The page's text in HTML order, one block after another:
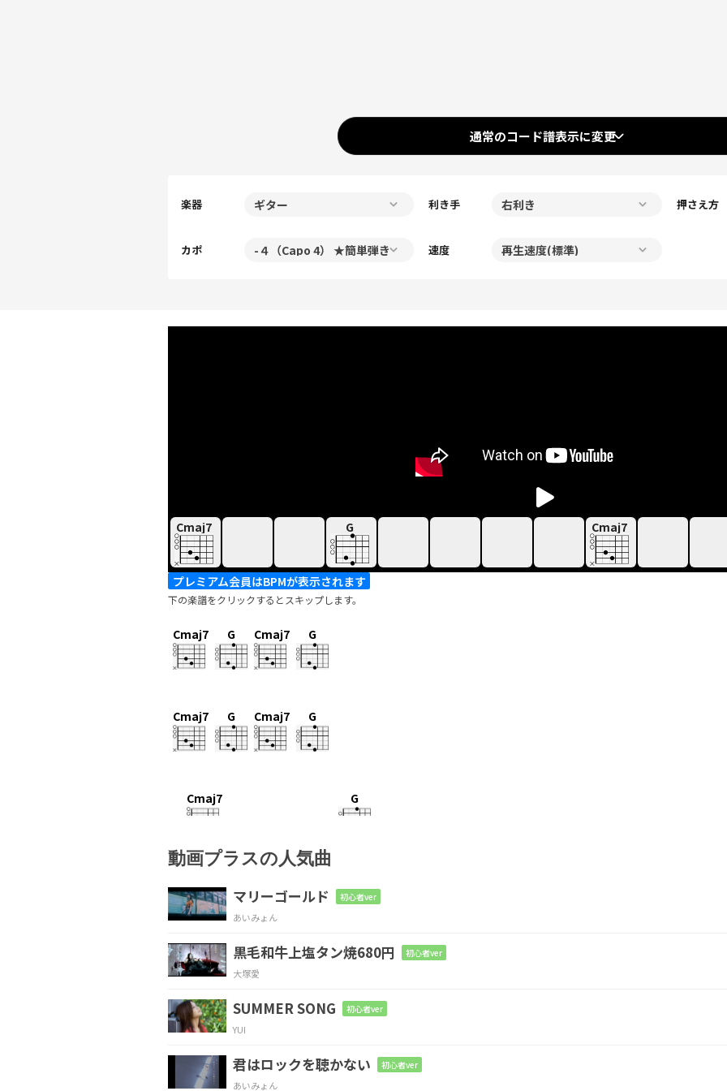
通常のコード譜表示に変更
楽器 利き手 押さえ方
カポ 速度
Cmaj7 G Cmaj7
プレミアム会員はBPMが表示されます
下の楽譜をクリックするとスキップします。
Cmaj7 G Cmaj7 G
Cmaj7 G Cmaj7 G
Cmaj7 G
神様 がくれたノートに載
多
Cmaj7
分怖いのは他
G
の誰かよりも
今の幸せにし
動画プラスの人気曲
マリーゴールド 初心者ver
あいみょん
黒毛和牛上塩タン焼680円 初心者ver
大塚愛
SUMMER SONG 初心者ver
YUI
君はロックを聴かない 初心者ver
あいみょん